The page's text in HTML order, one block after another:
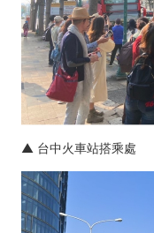
▲ 台中火車站搭乘處